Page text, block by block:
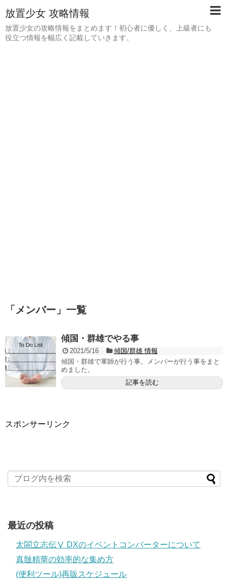
放置少女 攻略情報
放置少女の攻略情報をまとめます！初心者に優しく、上級者にも
役立つ情報を幅広く記載していきます。
「 メンバー 」 一覧
傾国・群雄でやる事
2021/5/16
傾国/群雄 情報
傾国・群雄で軍師が行う事。メンバーが行う事をまと
めました。
記事を読む
スポンサーリンク
最近の投稿
太閤立志伝Ⅴ DXのイベントコンバーターについて
真髄精華の効率的な集め方
(便利ツール)再販スケジュール